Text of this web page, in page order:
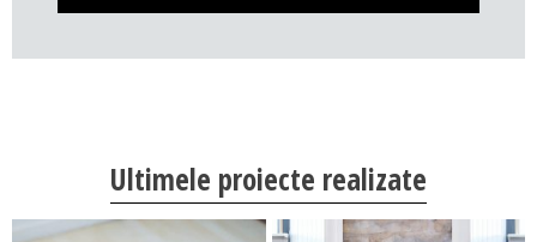
Ultimele proiecte realizate